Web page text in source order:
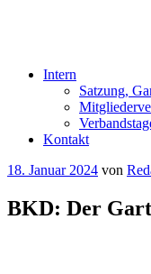
Intern
Satzung,
Kontakt
Veröffentlicht
18. Januar 2024 von
BKD: Der